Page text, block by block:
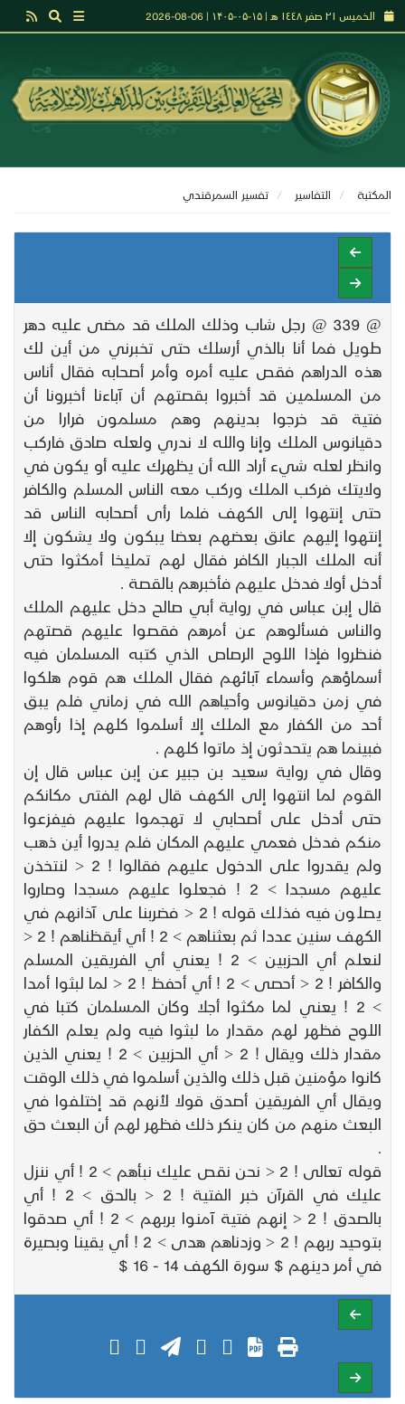
الخميس ٢١ صفر ١٤٤٨ هـ | ۱۵-۰۵-۱۴۰۵ | 06-08-2026
المكتبة التفاسير تفسير السمرقندي
@ 339 @ رجل شاب وذلك الملك قد مضى عليه دهر
طويل فما أنا بالذي أرسلك حتى تخبرني من أين لك
هذه الدراهم فقص عليه أمره وأمر أصحابه فقال أناس
من المسلمين قد أخبروا بقصتهم أن آباءنا أخبرونا أن
فتية قد خرجوا بدينهم وهم مسلمون فرارا من
دقيانوس الملك وإنا والله لا ندري ولعله صادق فاركب
وانظر لعله شيء أراد الله أن يظهرك عليه أو يكون في
ولايتك فركب الملك وركب معه الناس المسلم والكافر
حتى إنتهوا إلى الكهف فلما رأى أصحابه الناس قد
إنتهوا إليهم عانق بعضهم بعضا يبكون ولا يشكون إلا
أنه الملك الجبار الكافر فقال لهم تمليخا أمكثوا حتى
أدخل أولا فدخل عليهم فأخبرهم بالقصة .
قال إبن عباس في رواية أبي صالح دخل عليهم الملك
والناس فسألوهم عن أمرهم فقصوا عليهم قصتهم
فنظروا فإذا اللوح الرصاص الذي كتبه المسلمان فيه
أسماؤهم وأسماء آبائهم فقال الملك هم قوم هلكوا
في زمن دقيانوس وأحياهم الله في زماني فلم يبق
أحد من الكفار مع الملك إلا أسلموا كلهم إذا رأوهم
فبينما هم يتحدثون إذ ماتوا كلهم .
وقال في رواية سعيد بن جبير عن إبن عباس قال إن
القوم لما انتهوا إلى الكهف قال لهم الفتى مكانكم
حتى أدخل على أصحابي لا تهجموا عليهم فيفزعوا
منكم فدخل فعمي عليهم المكان فلم يدروا أين ذهب
ولم يقدروا على الدخول عليهم فقالوا ! 2 < لنتخذن
عليهم مسجدا > 2 ! فجعلوا عليهم مسجدا وصاروا
يصلون فيه فذلك قوله ! 2 < فضربنا على آذانهم في
الكهف سنين عددا ثم بعثناهم > 2 ! أي أيقظناهم ! 2 <
لنعلم أي الحزبين > 2 ! يعني أي الفريقين المسلم
والكافر ! 2 < أحصى > 2 ! أي أحفظ ! 2 < لما لبثوا أمدا
> 2 ! يعني لما مكثوا أجلا وكان المسلمان كتبا في
اللوح فظهر لهم مقدار ما لبثوا فيه ولم يعلم الكفار
مقدار ذلك ويقال ! 2 < أي الحزبين > 2 ! يعني الذين
كانوا مؤمنين قبل ذلك والذين أسلموا في ذلك الوقت
ويقال أي الفريقين أصدق قولا لأنهم قد إختلفوا في
البعث منهم من كان ينكر ذلك فظهر لهم أن البعث حق
قوله تعالى ! 2 < نحن نقص عليك نبأهم > 2 ! أي ننزل
عليك في القرآن خبر الفتية ! 2 < بالحق > 2 ! أي
بالصدق ! 2 < إنهم فتية آمنوا بربهم > 2 ! أي صدقوا
بتوحيد ربهم ! 2 < وزدناهم هدى > 2 ! أي يقينا وبصيرة
في أمر دينهم $ سورة الكهف 14 - 16 $